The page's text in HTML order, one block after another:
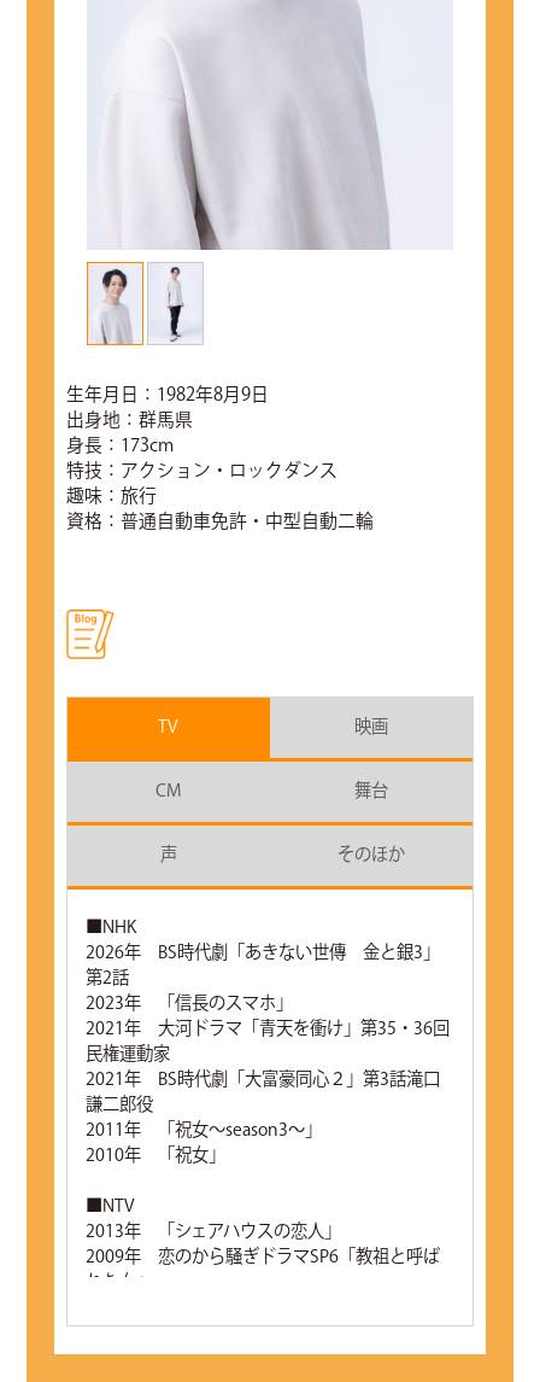
生年月日：1982年8月9日
出身地：群馬県
身長：173cm
特技：アクション・ロックダンス
趣味：旅行
資格：普通自動車免許・中型自動二輪
TV 映画
CM 舞台
声 そのほか
■NHK
2026年 BS時代劇「あきない世傳 金と銀3」
第2話
2023年 「信長のスマホ」
2021年 大河ドラマ「青天を衝け」第35・36回
民権運動家
2021年 BS時代劇「大富豪同心２」第3話滝口
謙二郎役
2011年 「祝女～season3～」
2010年 「祝女」
■NTV
2013年 「シェアハウスの恋人」
2009年 恋のから騒ぎドラマSP6「教祖と呼ば
れた女」
■TBS
2012年 「レジデント～五人の研修医～」